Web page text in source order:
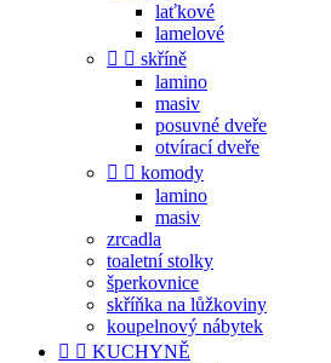
laťkové
lamelové
  skříně
lamino
masiv
posuvné dveře
otvírací dveře
  komody
lamino
masiv
zrcadla
toaletní stolky
šperkovnice
skříňka na lůžkoviny
koupelnový nábytek
  KUCHYNĚ